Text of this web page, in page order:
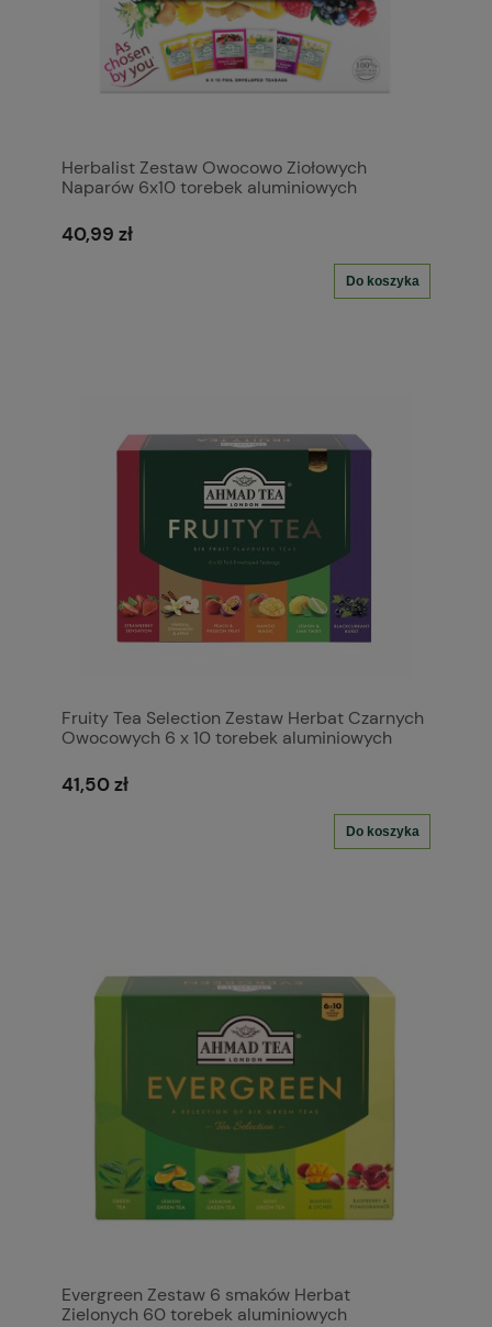
Herbalist Zestaw Owocowo Ziołowych
Naparów 6x10 torebek aluminiowych
40,99 zł
Do koszyka
Fruity Tea Selection Zestaw Herbat Czarnych
Owocowych 6 x 10 torebek aluminiowych
41,50 zł
Do koszyka
Evergreen Zestaw 6 smaków Herbat
Zielonych 60 torebek aluminiowych